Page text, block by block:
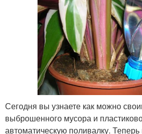
Сегодня вы узнаете как можно
выброшенного мусора и
автоматическую поливалку.